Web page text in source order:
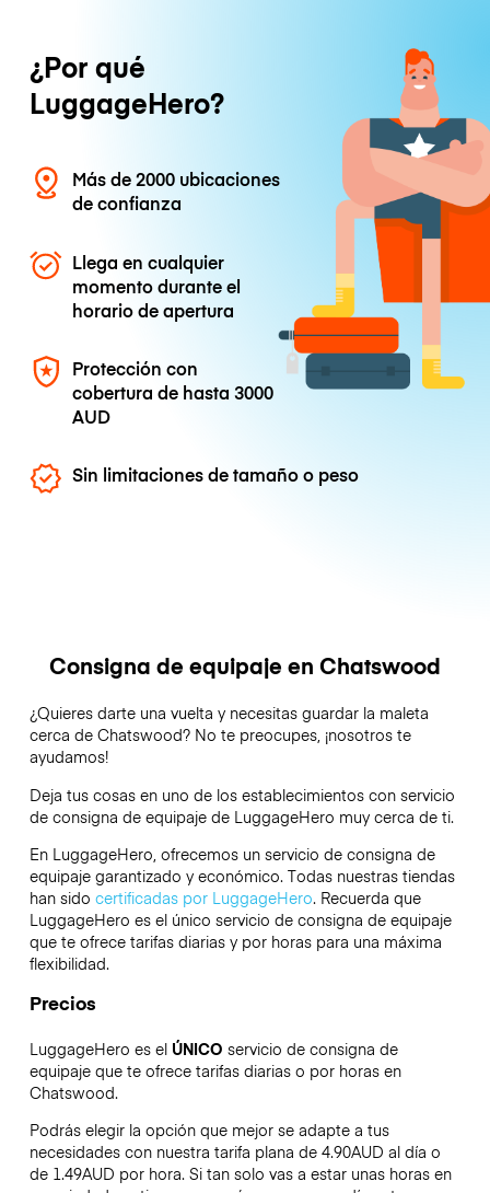
¿Por qué
LuggageHero?
Más de 2000 ubicaciones
de confianza
Llega en cualquier
momento durante el
horario de apertura
Protección con
cobertura de hasta3000
AUD
Sin limitaciones de tamaño o peso
Consigna de equipaje en Chatswood
¿Quieres darte una vuelta y necesitas guardar la maleta
cerca de Chatswood? No te preocupes, ¡nosotros te
ayudamos!
Deja tus cosas en uno de los establecimientos con servicio
de consigna de equipaje de LuggageHero muy cerca de ti.
En LuggageHero, ofrecemos un servicio de consigna de
equipaje garantizado y económico. Todas nuestras tiendas
han sido certificadas por LuggageHero. Recuerda que
LuggageHero es el único servicio de consigna de equipaje
que te ofrece tarifas diarias y por horas para una máxima
flexibilidad.
Precios
LuggageHero es el ÚNICO servicio de consigna de
equipaje que te ofrece tarifas diarias o por horas en
Chatswood.
Podrás elegir la opción que mejor se adapte a tus
necesidades con nuestra tarifa plana de 4.90AUD al día o
de 1.49AUD por hora. Si tan solo vas a estar unas horas en